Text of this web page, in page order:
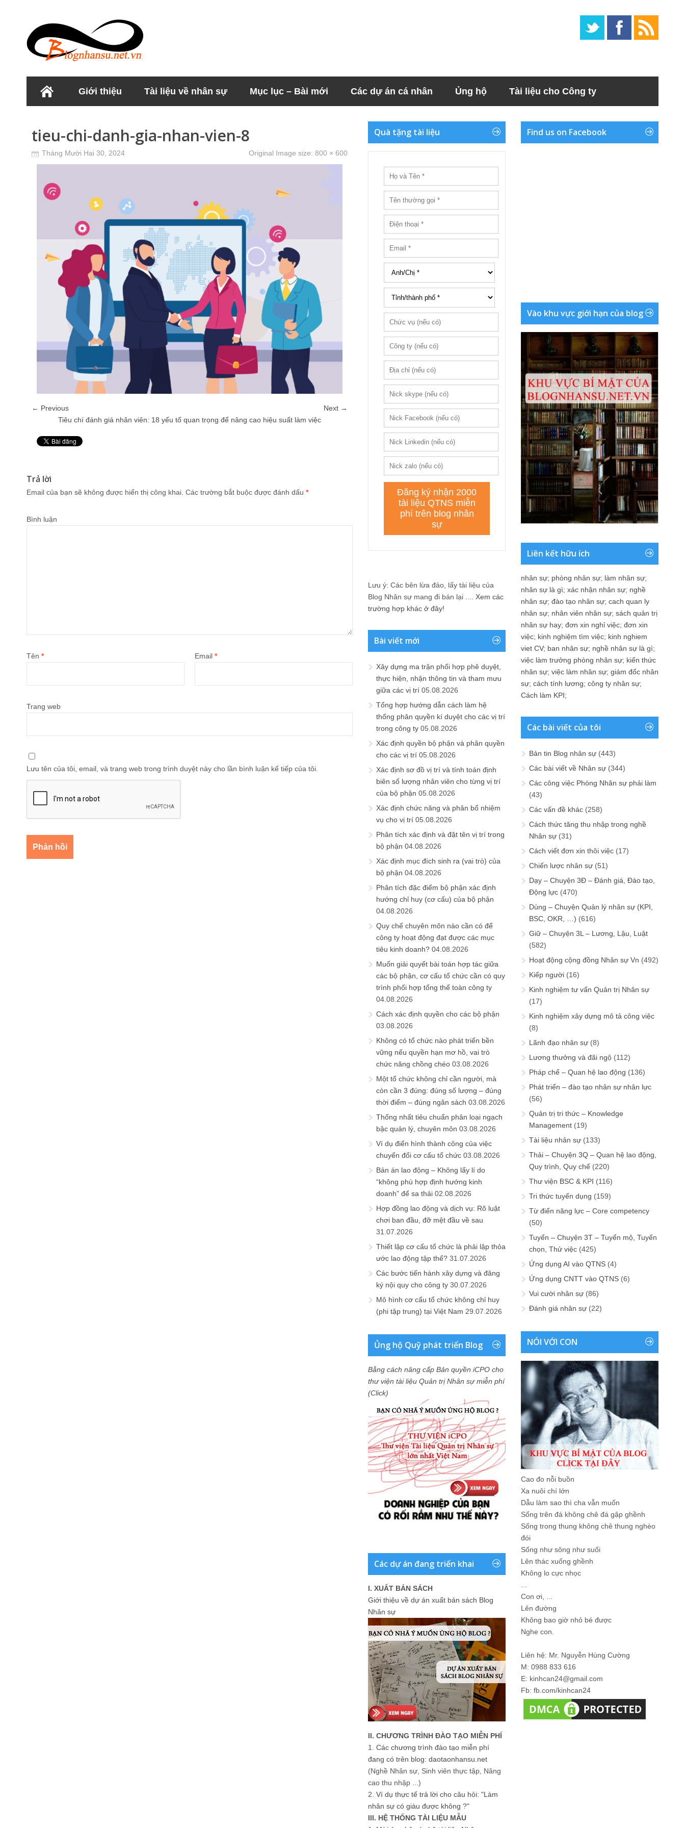
Giới thiệu Tài liệu về nhân sự Mục lục – Bài mới Các dự án cá nhân Ủng hộ Tài liệu cho Công ty
tieu-chi-danh-gia-nhan-vien-8
Tháng Mười Hai 30, 2024 Original Image size: 800 × 600
← Previous
Next →
Tiêu chí đánh giá nhân viên: 18 yếu tố quan trọng để nâng cao hiệu suất làm việc
Trả lời
Email của bạn sẽ không được hiển thị công khai. Các trường bắt buộc được đánh dấu *
Bình luận
Tên * Email *
Trang web
Lưu tên của tôi, email, và trang web trong trình duyệt này cho lần bình luận kế tiếp của tôi.
Quà tặng tài liệu
Lưu ý: Các bên lừa đảo, lấy tài liệu của
Blog Nhân sự mang đi bán lại .... Xem các
trường hợp khác ở đây!
Bài viết mới
Xây dựng ma trận phối hợp phê duyệt,
thực hiện, nhận thông tin và tham mưu
giữa các vị trí 05.08.2026
Tổng hợp hướng dẫn cách làm hệ
thống phân quyền kí duyệt cho các vị trí
trong công ty 05.08.2026
Xác định quyền bộ phận và phân quyền
cho các vị trí 05.08.2026
Xác định sơ đồ vị trí và tính toán định
biên số lượng nhân viên cho từng vị trí
của bộ phận 05.08.2026
Xác định chức năng và phân bổ nhiệm
vụ cho vị trí 05.08.2026
Phân tích xác định và đặt tên vị trí trong
bộ phận 04.08.2026
Xác định mục đích sinh ra (vai trò) của
bộ phận 04.08.2026
Phân tích đặc điểm bộ phận xác định
hướng chỉ huy (cơ cấu) của bộ phận
04.08.2026
Quy chế chuyên môn nào cần có để
công ty hoạt động đạt được các mục
tiêu kinh doanh? 04.08.2026
Muốn giải quyết bài toán hợp tác giữa
các bộ phận, cơ cấu tổ chức cần có quy
trình phối hợp tổng thể toàn công ty
04.08.2026
Cách xác định quyền cho các bộ phận
03.08.2026
Không có tổ chức nào phát triển bền
vững nếu quyền hạn mơ hồ, vai trò
chức năng chồng chéo 03.08.2026
Một tổ chức không chỉ cần người, mà
còn cần 3 đúng: đúng số lượng – đúng
thời điểm – đúng ngân sách 03.08.2026
Thống nhất tiêu chuẩn phân loại ngạch
bậc quản lý, chuyên môn 03.08.2026
Ví dụ điển hình thành công của việc
chuyển đổi cơ cấu tổ chức 03.08.2026
Bản án lao động – Không lấy lí do
“không phù hợp định hướng kinh
doanh” để sa thải 02.08.2026
Hợp đồng lao động và dịch vụ: Rõ luật
chơi ban đầu, đỡ mệt đầu về sau
31.07.2026
Thiết lập cơ cấu tổ chức là phải lập thỏa
ước lao động tập thể? 31.07.2026
Các bước tiến hành xây dựng và đăng
ký nội quy cho công ty 30.07.2026
Mô hình cơ cấu tổ chức không chỉ huy
(phi tập trung) tại Việt Nam 29.07.2026
Ủng hộ Quỹ phát triển Blog
Bằng cách nâng cấp Bản quyền iCPO cho
thư viện tài liệu Quản trị Nhân sự miễn phí
(Click)
Các dự án đang triển khai
I. XUẤT BẢN SÁCH
Giới thiệu về dự án xuất bản sách Blog
Nhân sự
II. CHƯƠNG TRÌNH ĐÀO TẠO MIỄN PHÍ
1. Các chương trình đào tạo miễn phí
đang có trên blog: daotaonhansu.net
(Nghề Nhân sự, Sinh viên thực tập, Nâng
cao thu nhập ...)
2. Ví dụ thực tế trả lời cho câu hỏi: "Làm
nhân sự có giàu được không ?"
III. HỆ THỐNG TÀI LIỆU MẪU
Find us on Facebook
Vào khu vực giới hạn của blog
Liên kết hữu ích
nhân sự; phòng nhân sự; làm nhân sự;
nhân sự là gì; xác nhận nhân sự; nghề
nhân sự; đào tạo nhân sự; cach quan ly
nhân sự; nhân viên nhân sự; sách quản trị
nhân sự hay; đơn xin nghỉ việc; đơn xin
việc; kinh nghiệm tìm việc; kinh nghiem
viet CV; ban nhân sự; nghề nhân sự là gì;
việc làm trưởng phòng nhân sự; kiến thức
nhân sự; việc làm nhân sự; giám đốc nhân
sự; cách tính lương; công ty nhân sự;
Cách làm KPI;
Các bài viết của tôi
Bản tin Blog nhân sự (443)
Các bài viết về Nhân sự (344)
Các công việc Phòng Nhân sự phải làm
(43)
Các vấn đề khác (258)
Cách thức tăng thu nhập trong nghề
Nhân sự (31)
Cách viết đơn xin thôi việc (17)
Chiến lược nhân sự (51)
Dạy – Chuyện 3Đ – Đánh giá, Đào tạo,
Động lực (470)
Dùng – Chuyện Quản lý nhân sự (KPI,
BSC, OKR, …) (616)
Giữ – Chuyện 3L – Lương, Lậu, Luật
(582)
Hoạt động cộng đồng Nhân sự Vn (492)
Kiếp người (16)
Kinh nghiệm tư vấn Quản trị Nhân sự
(17)
Kinh nghiệm xây dựng mô tả công việc
(8)
Lãnh đạo nhân sự (8)
Lương thưởng và đãi ngộ (112)
Pháp chế – Quan hệ lao động (136)
Phát triển – đào tạo nhân sự nhân lực
(56)
Quản trị tri thức – Knowledge
Management (19)
Tài liệu nhân sự (133)
Thải – Chuyện 3Q – Quan hệ lao động,
Quy trình, Quy chế (220)
Thư viện BSC & KPI (116)
Tri thức tuyển dụng (159)
Từ điển năng lực – Core competency
(50)
Tuyển – Chuyện 3T – Tuyển mộ, Tuyển
chọn, Thử việc (425)
Ứng dụng AI vào QTNS (4)
Ứng dụng CNTT vào QTNS (6)
Vui cười nhân sự (86)
Đánh giá nhân sự (22)
NÓI VỚI CON
Cao đo nỗi buồn
Xa nuôi chí lớn
Dẫu làm sao thì cha vẫn muốn
Sống trên đá không chê đá gập ghềnh
Sống trong thung không chê thung nghèo
đói
Sống như sông như suối
Lên thác xuống ghềnh
Không lo cực nhọc
Con ơi, ...
Lên đường
Không bao giờ nhỏ bé được
Nghe con.
Liên hệ: Mr. Nguyễn Hùng Cường
M: 0988 833 616
E: kinhcan24@gmail.com
Fb: fb.com/kinhcan24